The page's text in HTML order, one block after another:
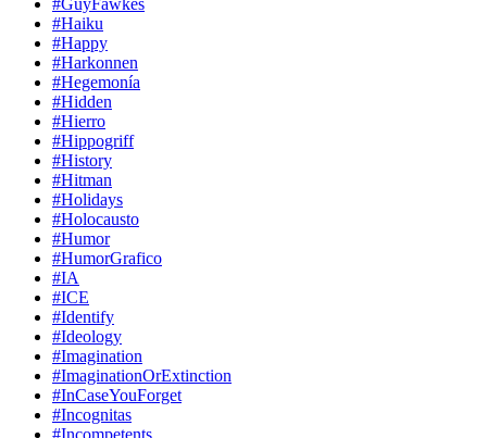
#GuyFawkes
#Haiku
#Happy
#Harkonnen
#Hegemonía
#Hidden
#Hierro
#Hippogriff
#History
#Hitman
#Holidays
#Holocausto
#Humor
#HumorGrafico
#IA
#ICE
#Identify
#Ideology
#Imagination
#ImaginationOrExtinction
#InCaseYouForget
#Incognitas